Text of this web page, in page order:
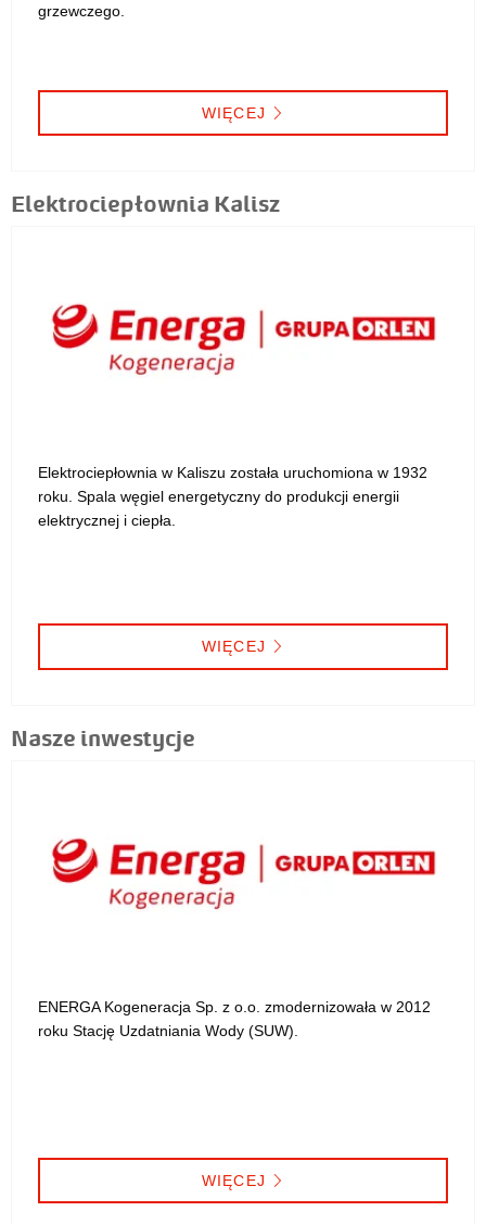
grzewczego.
WIĘCEJ
Elektrociepłownia Kalisz
Elektrociepłownia w Kaliszu została uruchomiona w 1932
roku. Spala węgiel energetyczny do produkcji energii
elektrycznej i ciepła.
WIĘCEJ
Nasze inwestycje
ENERGA Kogeneracja Sp. z o.o. zmodernizowała w 2012
roku Stację Uzdatniania Wody (SUW).
WIĘCEJ